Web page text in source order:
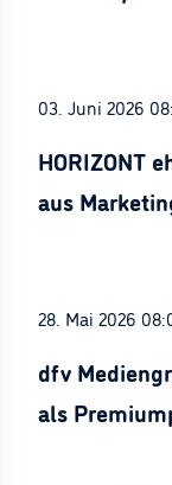
03. Juni 2026
HORIZONT
aus
28. Mai 2026
dfv
als